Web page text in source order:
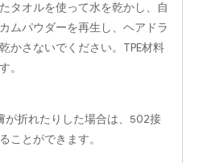
タオルを使って水を乾かし、自
ムパウダーを再生し、ヘアドラ
かさないでください。TPE材料
。
が折れたりした場合は、502接
ことができます。